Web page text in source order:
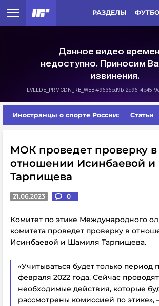
РАЗДЕЛЫ
Иностранцы о спорте России: Статьи
МОК проведет проверку в
отношении Исинбаевой и
Тарпищева
21.06.2023 0
Комитет по этике Международного
комитета проведет проверку в
Исинбаевой и Шамиля Тарпищева.
«Учитываться будет только период
февраля 2022 года. Сейчас
необходимые действия, которые
рассмотрены комиссией по этике»,